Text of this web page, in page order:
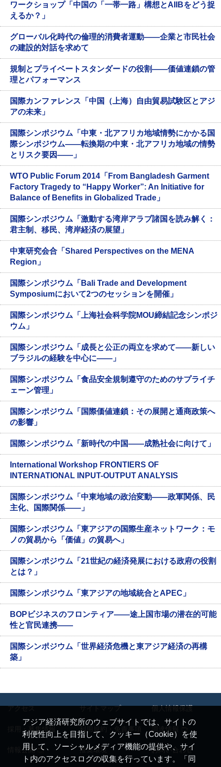
ワークショップ「中国の「一帯一路」構想とAIIBをどう捉
えるか？」
グローバル化時代の倫理的消費者運動——企業と市民社会
の建設的対話を求めて
規制とプライベートスタンダードの役割——価値連鎖の管
理とパフォーマンス
国際カンファレンス「中国（上海）自由貿易試験区とアジ
アの未来」
国際シンポジウム「中東・北アフリカ地域情勢にかかる国
際シンポジウム——転換期の中東・北アフリカ地域の情勢
とリスク要因——」
WTO Public Forum 2014「From Bangladesh Garment
Factory Tragedy to “Happy Worker”: An Initiative for
Balance of Benefits in Globalized Trade」
国際シンポジウム「激動する湾岸アラブ諸国を読み解く：
君主制、移民、湾岸経済の展望」
中東研究会合「Shared Perspectives on the MENA
Region」
国際シンポジウム「Bali Trade and Development
Symposiumにおいて2つのセッションを開催」
国際シンポジウム「上海社会科学院MOU締結記念シンポジ
ウム」
国際シンポジウム「成長と公正の両立を求めて——新しい
ブラジルの経験を中心に——」
国際シンポジウム「食品安全規制遵守のためのサプライチ
ェーン管理」
国際シンポジウム「国際価値連鎖：その展開と通商政策へ
の影響」
国際シンポジウム「新時代の中国——成熟社会に向けて」
International Workshop FRONTIERS OF
INTERNATIONAL INPUT-OUTPUT ANALYSIS
国際シンポジウム「中東地域の政治変動——政軍関係、民
主化、国際関係——」
国際シンポジウム「東アジアの国際生産ネットワーク：モ
ノの貿易から「価値」の貿易へ」
国際シンポジウム「21世紀の経済発展における政府の役割
とは？」
国際シンポジウム「東アジアの地域統合とAPEC」
BOPビジネスのフロンティア——途上国市場の潜在的可能
性と官民連携——
国際シンポジウム「世界経済危機と東アジア経済の再構
築」
アジア経済研究所のウェブサイトでは、サイトの
利便性向上を目指して、クッキー（Cookie）を使
用して、ソーシャルメディア機能の提供や、サイ
ト内のアクセスログの収集を行っています。「同
アクセス サイトマップ 個人情報保護
採用・募集情報 利用規約・免責事項
情報公開 推奨環境 お問い合わせ